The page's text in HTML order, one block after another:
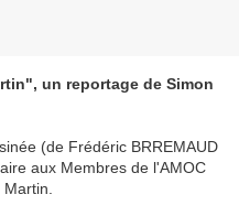
un reportage de Simon
(de Frédéric BRREMAUD
aux Membres de l'AMOC